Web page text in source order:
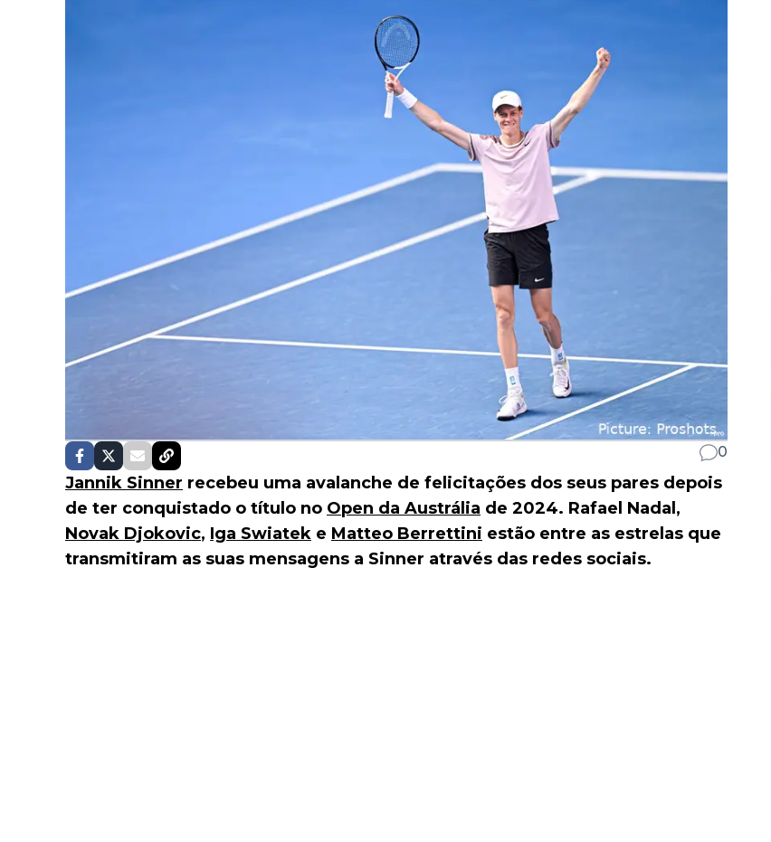
0
Jannik Sinner recebeu uma avalanche de felicitações dos seus pares depois
de ter conquistado o título no Open da Austrália de 2024. Rafael Nadal,
Novak Djokovic, Iga Swiatek e Matteo Berrettini estão entre as estrelas que
transmitiram as suas mensagens a Sinner através das redes sociais.